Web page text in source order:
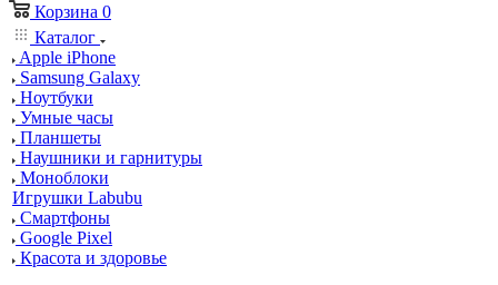
Корзина 0
Каталог
Apple iPhone
Samsung Galaxy
Ноутбуки
Умные часы
Планшеты
Наушники и гарнитуры
Моноблоки
Игрушки Labubu
Смартфоны
Google Pixel
Красота и здоровье